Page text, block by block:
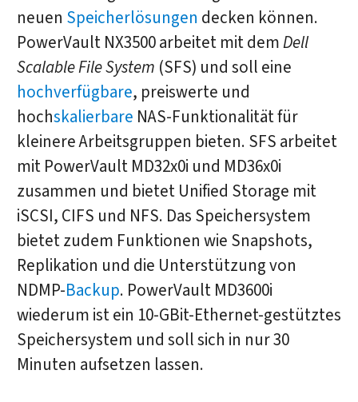
neuen Speicherlösungen decken können.
PowerVault NX3500 arbeitet mit demDell
Scalable File System (SFS) und soll eine
hochverfügbare, preiswerte und
hochskalierbare NAS-Funktionalität für
kleinere Arbeitsgruppen bieten. SFS arbeitet
mit PowerVault MD32x0i und MD36x0i
zusammen und bietet Unified Storage mit
iSCSI, CIFS und NFS. Das Speichersystem
bietet zudem Funktionen wie Snapshots,
Replikation und die Unterstützung von
NDMP-Backup. PowerVault MD3600i
wiederum ist ein 10-GBit-Ethernet-gestütztes
Speichersystem und soll sich in nur 30
Minuten aufsetzen lassen.